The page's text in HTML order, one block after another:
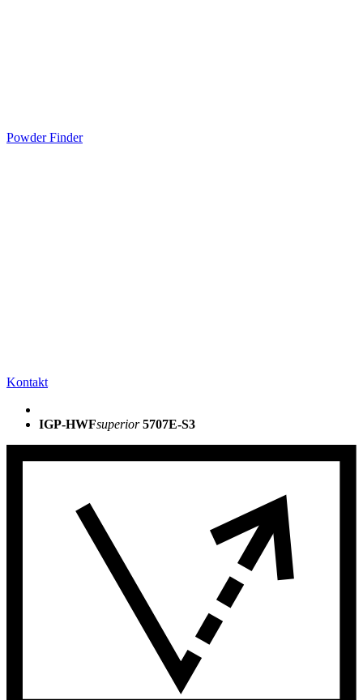
Powder Finder
Kontakt
IGP-HWFsuperior 5707E-S3